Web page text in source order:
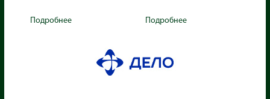
Подробнее Подробнее